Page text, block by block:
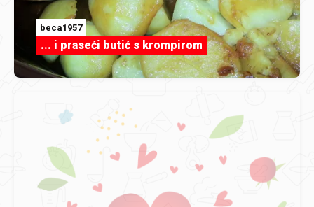
beca1957
... i praseći butić s krompirom